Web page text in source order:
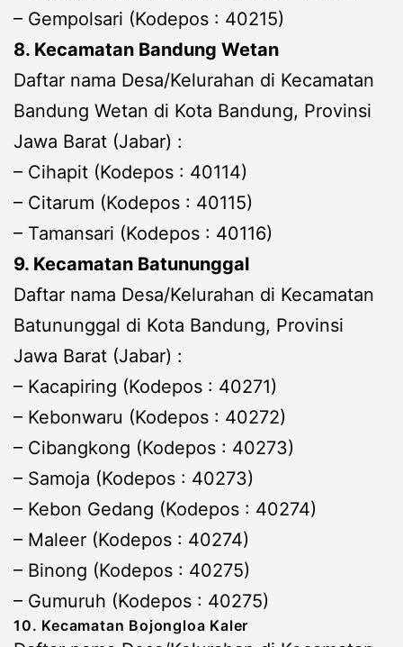
– Gempolsari (Kodepos : 40215)
8. Kecamatan Bandung Wetan
Daftar nama Desa/Kelurahan di Kecamatan
Bandung Wetan di Kota Bandung, Provinsi
Jawa Barat (Jabar) :
– Cihapit (Kodepos : 40114)
– Citarum (Kodepos : 40115)
– Tamansari (Kodepos : 40116)
9. Kecamatan Batununggal
Daftar nama Desa/Kelurahan di Kecamatan
Batununggal di Kota Bandung, Provinsi
Jawa Barat (Jabar) :
– Kacapiring (Kodepos : 40271)
– Kebonwaru (Kodepos : 40272)
– Cibangkong (Kodepos : 40273)
– Samoja (Kodepos : 40273)
– Kebon Gedang (Kodepos : 40274)
– Maleer (Kodepos : 40274)
– Binong (Kodepos : 40275)
– Gumuruh (Kodepos : 40275)
10. Kecamatan Bojongloa Kaler